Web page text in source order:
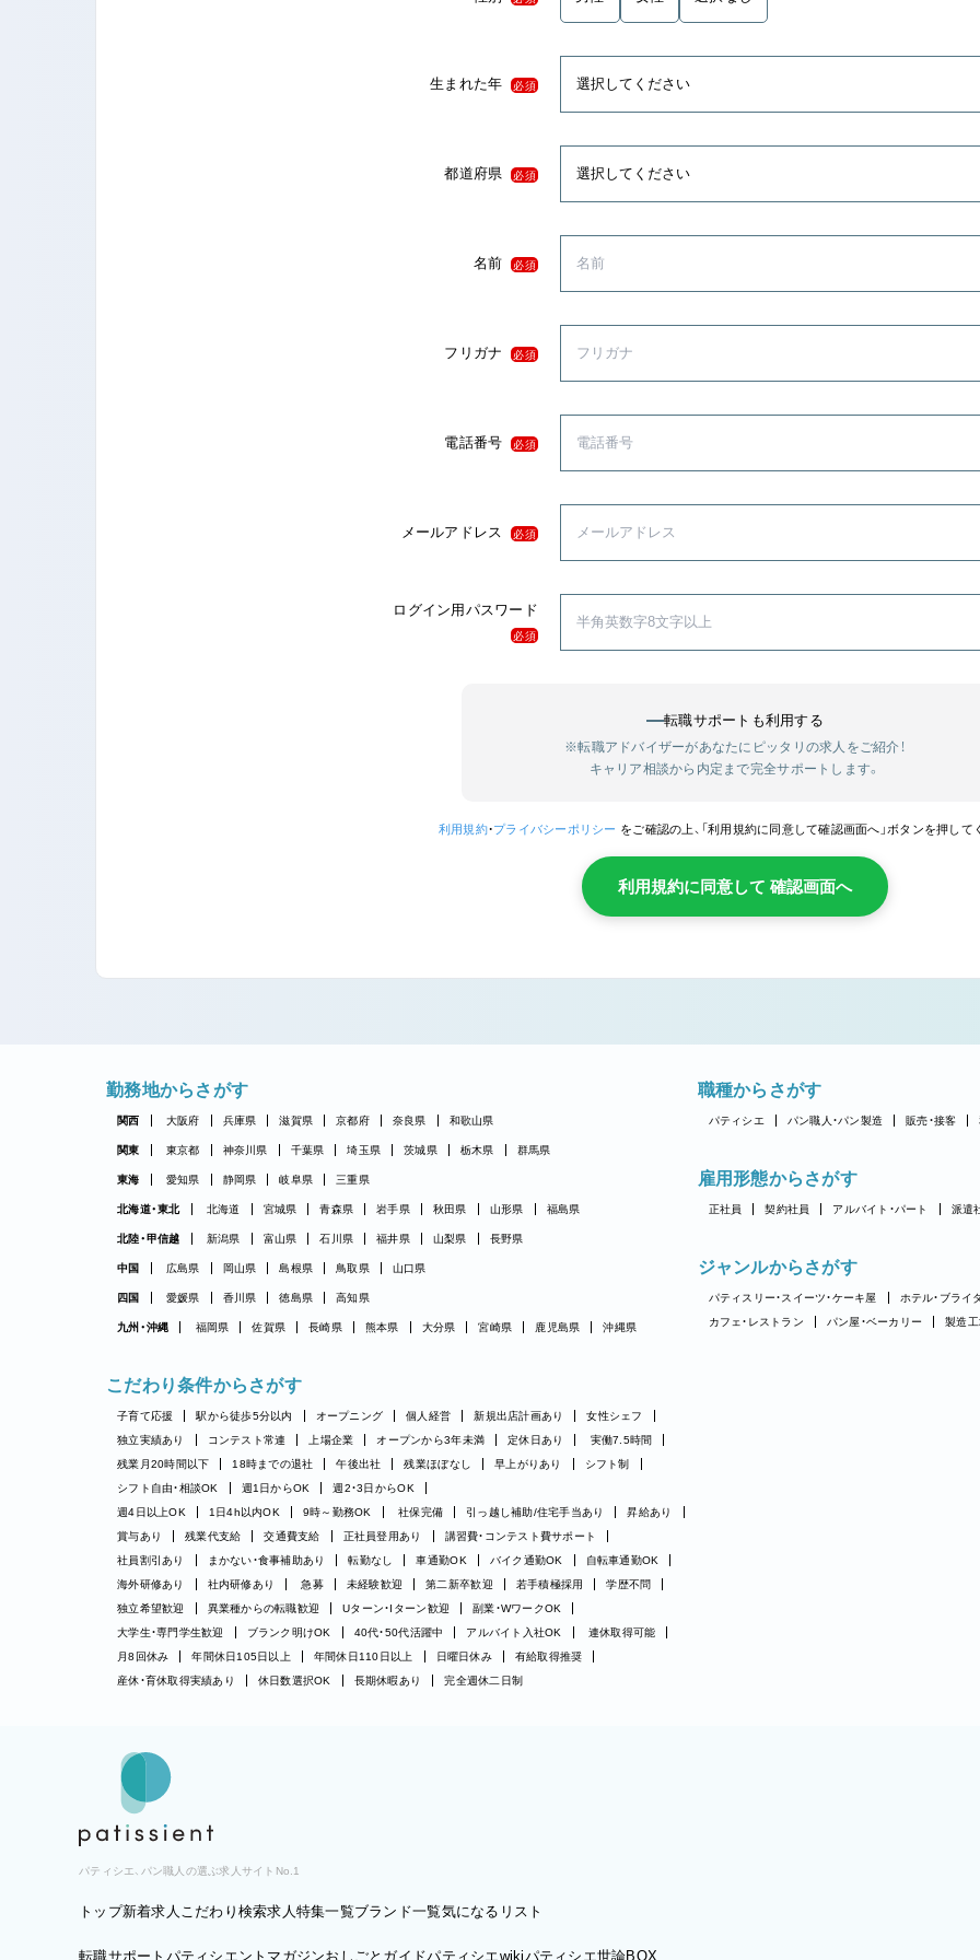
生まれた年 必須
都道府県 必須
名前 必須
フリガナ 必須
電話番号 必須
メールアドレス 必須
ログイン用パスワード
必須
転職サポートも利用する
※転職アドバイザーがあなたにピッタリの求人をご紹介！
キャリア相談から内定まで完全サポートします。
利用規約・プライバシーポリシー をご確認の上、「利用規約に同意して確認画面へ」ボタンを押して
利用規約に同意して 確認画面へ
勤務地からさがす
関西 大阪府 兵庫県 滋賀県 京都府 奈良県 和歌山県
関東 東京都 神奈川県 千葉県 埼玉県 茨城県 栃木県 群馬県
東海 愛知県 静岡県 岐阜県 三重県
北海道・東北 北海道 宮城県 青森県 岩手県 秋田県 山形県 福島県
北陸・甲信越 新潟県 富山県 石川県 福井県 山梨県 長野県
中国 広島県 岡山県 島根県 鳥取県 山口県
四国 愛媛県 香川県 徳島県 高知県
九州・沖縄 福岡県 佐賀県 長崎県 熊本県 大分県 宮崎県 鹿児島県 沖縄県
職種からさがす
パティシエ パン職人・パン製造 販売・接客
雇用形態からさがす
正社員 契約社員 アルバイト・パート 派遣
ジャンルからさがす
パティスリー・スイーツ・ケーキ屋 ホテル・ブライ
カフェ・レストラン
パン屋・ベーカリー 製造工
こだわり条件からさがす
子育て応援 駅から徒歩5分以内 オープニング 個人経営 新規出店計画あり
女性シェフ
独立実績あり
コンテスト常連 上場企業 オープンから3年未満 定休日あり
実働7.5時間
残業月20時間以下
18時までの退社 午後出社 残業ほぼなし 早上がりあり
シフト制
シフト自由・相談OK
週1日からOK
週2・3日からOK
週4日以上OK
1日4h以内OK 9時～勤務OK 社保完備 引っ越し補助/住宅手当あり
昇給あり
賞与あり
残業代支給 交通費支給 正社員登用あり
講習費・コンテスト費サポート
社員割引あり
まかない・食事補助あり 転勤なし 車通勤OK バイク通勤OK
自転車通勤OK
海外研修あり
社内研修あり 急募 未経験歓迎 第二新卒歓迎 若手積極採用
学歴不問
独立希望歓迎
異業種からの転職歓迎 Uターン・Iターン歓迎
副業・WワークOK
大学生・専門学生歓迎
ブランク明けOK 40代・50代活躍中 アルバイト入社OK
連休取得可能
月8回休み
年間休日105日以上 年間休日110日以上 日曜日休み
有給取得推奨
産休・育休取得実績あり
休日数選択OK 長期休暇あり 完全週休二日制
パティシエ、パン職人の選ぶ求人サイトNo.1
トップ新着求人 こだわり検索求人特集一覧ブランド一覧気になるリスト
転職サポート パティシエントマガジンおしごとガイドパティシエwikiパティシエ世論BOX